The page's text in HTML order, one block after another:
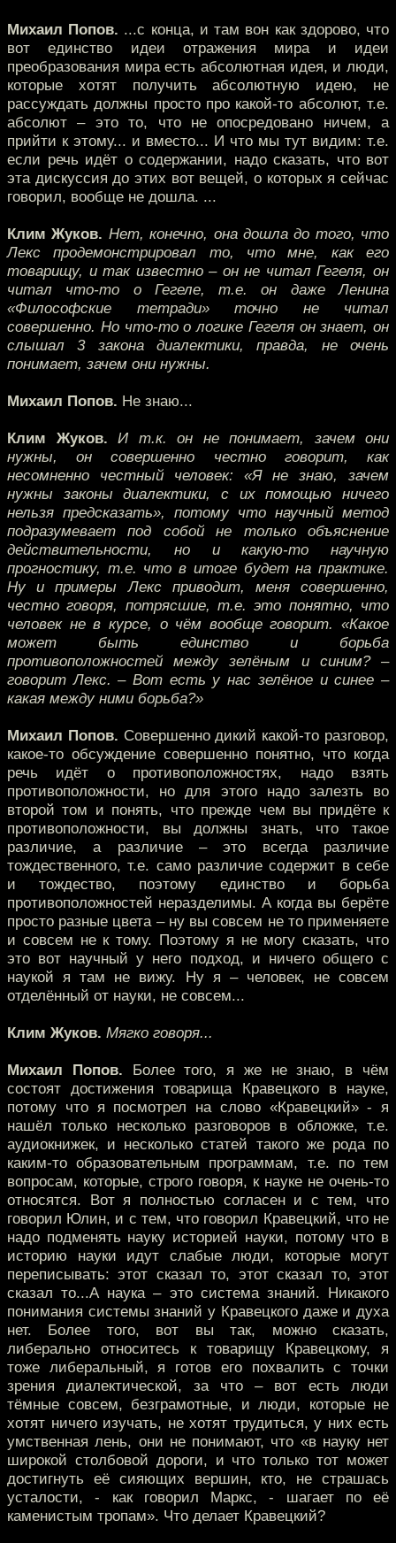
Михаил Попов. ...с конца, и там вон как здорово, что
вот единство идеи отражения мира и идеи
преобразования мира есть абсолютная идея, и люди,
которые хотят получить абсолютную идею, не
рассуждать должны просто про какой-то абсолют, т.е.
абсолют – это то, что не опосредовано ничем, а
прийти к этому... и вместо... И что мы тут видим: т.е.
если речь идёт о содержании, надо сказать, что вот
эта дискуссия до этих вот вещей, о которых я сейчас
говорил, вообще не дошла. ...
Клим Жуков. Нет, конечно, она дошла до того, что
Лекс продемонстрировал то, что мне, как его
товарищу, и так известно – он не читал Гегеля, он
читал что-то о Гегеле, т.е. он даже Ленина
«Философские тетради» точно не читал
совершенно. Но что-то о логике Гегеля он знает, он
слышал 3 закона диалектики, правда, не очень
понимает, зачем они нужны.
Михаил Попов. Не знаю...
Клим Жуков. И т.к. он не понимает, зачем они
нужны, он совершенно честно говорит, как
несомненно честный человек: «Я не знаю, зачем
нужны законы диалектики, с их помощью ничего
нельзя предсказать», потому что научный метод
подразумевает под собой не только объяснение
действительности, но и какую-то научную
прогностику, т.е. что в итоге будет на практике.
Ну и примеры Лекс приводит, меня совершенно,
честно говоря, потрясшие, т.е. это понятно, что
человек не в курсе, о чём вообще говорит. «Какое
может быть единство и борьба
противоположностей между зелёным и синим? –
говорит Лекс. – Вот есть у нас зелёное и синее –
какая между ними борьба?»
Михаил Попов. Совершенно дикий какой-то разговор,
какое-то обсуждение совершенно понятно, что когда
речь идёт о противоположностях, надо взять
противоположности, но для этого надо залезть во
второй том и понять, что прежде чем вы придёте к
противоположности, вы должны знать, что такое
различие, а различие – это всегда различие
тождественного, т.е. само различие содержит в себе
и тождество, поэтому единство и борьба
противоположностей неразделимы. А когда вы берёте
просто разные цвета – ну вы совсем не то применяете
и совсем не к тому. Поэтому я не могу сказать, что
это вот научный у него подход, и ничего общего с
наукой я там не вижу. Ну я – человек, не совсем
отделённый от науки, не совсем...
Клим Жуков. Мягко говоря...
Михаил Попов. Более того, я же не знаю, в чём
состоят достижения товарища Кравецкого в науке,
потому что я посмотрел на слово «Кравецкий» - я
нашёл только несколько разговоров в обложке, т.е.
аудиокнижек, и несколько статей такого же рода по
каким-то образовательным программам, т.е. по тем
вопросам, которые, строго говоря, к науке не очень-то
относятся. Вот я полностью согласен и с тем, что
говорил Юлин, и с тем, что говорил Кравецкий, что не
надо подменять науку историей науки, потому что в
историю науки идут слабые люди, которые могут
переписывать: этот сказал то, этот сказал то, этот
сказал то...А наука – это система знаний. Никакого
понимания системы знаний у Кравецкого даже и духа
нет. Более того, вот вы так, можно сказать,
либерально относитесь к товарищу Кравецкому, я
тоже либеральный, я готов его похвалить с точки
зрения диалектической, за что – вот есть люди
тёмные совсем, безграмотные, и люди, которые не
хотят ничего изучать, не хотят трудиться, у них есть
умственная лень, они не понимают, что «в науку нет
широкой столбовой дороги, и что только тот может
достигнуть её сияющих вершин, кто, не страшась
усталости, - как говорил Маркс, - шагает по её
каменистым тропам». Что делает Кравецкий?